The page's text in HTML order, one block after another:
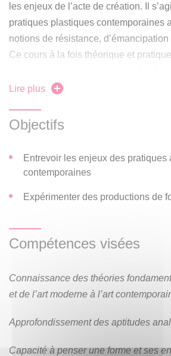
les enjeux de l’acte de création. Il
pratiques plastiques contemporaines
notions de résistance,
Ce cours à la fois théorique et
un projet plastique ancré dans les
Lire plus
Objectifs
Entrevoir les enjeux des pratiques
contemporaines
Expérimenter des productions de
Compétences visées
Connaissance des théories
et de l’art moderne à l’art
Approfondissement des aptitudes
Capacité à penser une forme et ses